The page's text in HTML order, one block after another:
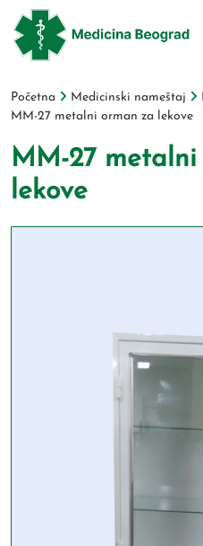
Početna Medicinski nameštaj
MM-27 metalni orman za lekove
MM-27
lekove